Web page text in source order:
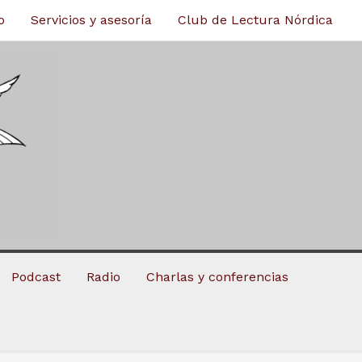
Servicios y asesoría Club de Lectura Nórdica
Podcast Radio Charlas y conferencias